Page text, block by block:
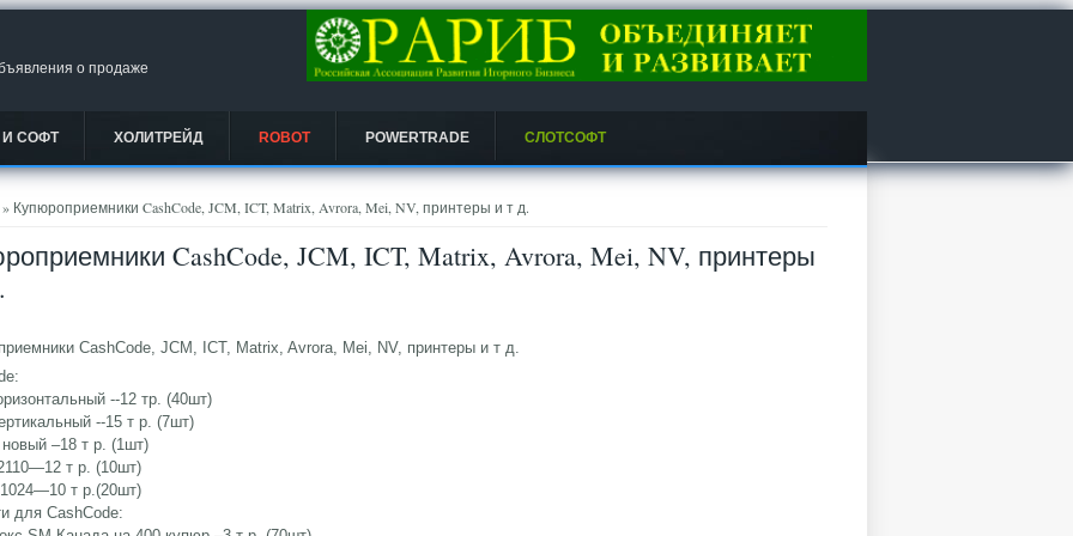
о продаже
СОФТ ХОЛИТРЕЙД ROBOT POWERTRADE СЛОТСОФТ
» Купюроприемники CashCode, JCM, ICT, Matrix, Avrora, Mei, NV, принтеры и т д.
CashCode, JCM, ICT, Matrix, Avrora, Mei, NV, принтеры
CashCode, JCM, ICT, Matrix, Avrora, Mei, NV, принтеры и т д.
--12 тр. (40шт)
--15 т р. (7шт)
–18 т р. (1шт)
т р. (10шт)
т р.(20шт)
для CashCode: